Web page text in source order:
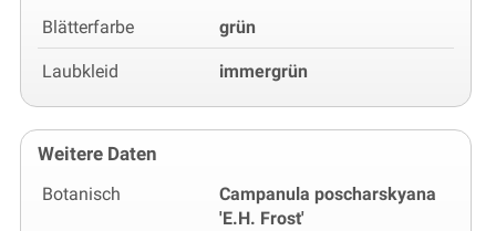
Blätterfarbe grün
Laubkleid immergrün
Weitere Daten
Botanisch
Campanula poscharskyana
'E.H. Frost'